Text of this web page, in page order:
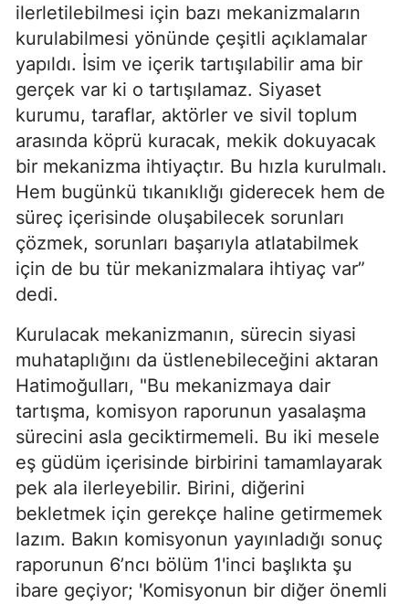
ilerletilebilmesi için bazı mekanizmaların
kurulabilmesi yönünde çeşitli açıklamalar
yapıldı. İsim ve içerik tartışılabilir ama bir
gerçek var ki o tartışılamaz. Siyaset
kurumu, taraflar, aktörler ve sivil toplum
arasında köprü kuracak, mekik dokuyacak
bir mekanizma ihtiyaçtır. Bu hızla kurulmalı.
Hem bugünkü tıkanıklığı giderecek hem de
süreç içerisinde oluşabilecek sorunları
çözmek, sorunları başarıyla atlatabilmek
için de bu tür mekanizmalara ihtiyaç var”
dedi.
Kurulacak mekanizmanın, sürecin siyasi
muhataplığını da üstlenebileceğini aktaran
Hatimoğulları, "Bu mekanizmaya dair
tartışma, komisyon raporunun yasalaşma
sürecini asla geciktirmemeli. Bu iki mesele
eş güdüm içerisinde birbirini tamamlayarak
pek ala ilerleyebilir. Birini, diğerini
bekletmek için gerekçe haline getirmemek
lazım. Bakın komisyonun yayınladığı sonuç
raporunun 6’ncı bölüm 1'inci başlıkta şu
ibare geçiyor; 'Komisyonun bir diğer önemli